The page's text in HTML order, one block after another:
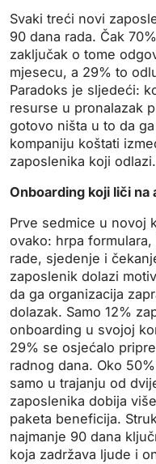
Svaki treći novi
90 dana rada. Čak
zaključak o tome
mjesecu, a 29% to
Paradoks je sljedeći:
resurse u pronalazak
gotovo ništa u to da
kompaniju koštati
zaposlenika koji odlazi.
Onboarding koji liči na
Prve sedmice u novoj
ovako: hrpa
rade, sjedenje i
zaposlenik dolazi
da ga organizacija
dolazak. Samo 12%
onboarding u svojoj
29% se osjećalo
radnog dana. Oko
samo u trajanju od
zaposlenika dobija
paketa beneficija.
najmanje 90 dana
koja zadržava ljude i